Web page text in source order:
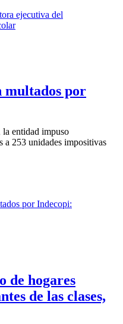
multados por
entidad impuso
a 253 unidades impositivas
de hogares
de las clases,